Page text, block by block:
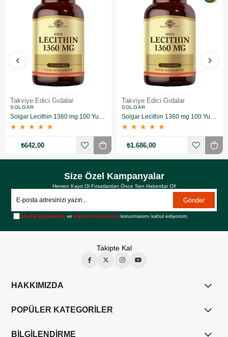
Takviye Edici Gıdalar
SOLGAR
Solgar Lecithin 1360 mg 100 Yumuşak Jelatin Kapsül
★ ★ ★ ★ ★
₺642,00
Takviye Edici Gıdalar
SOLGAR
Solgar Lecithin 1360 mg 100 Yumuşak Jelatin Kapsül 3 Adet
★ ★ ★ ★ ★
₺1.686,00
Size Özel Kampanyalar
Hemen Kayıt Ol Fırsatlardan Önce Sen Haberdar Ol!
Gönder
Üyelik koşullarını vekişisel verilerimin korunmasını kabul ediyorum.
Takipte Kal
HAKKIMIZDA
POPÜLER KATEGORİLER
BİLGİLENDİRME